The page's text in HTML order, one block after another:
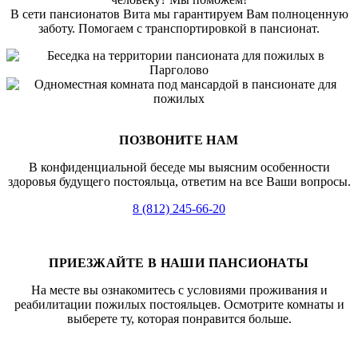
В сети пансионатов Вита мы гарантируем Вам полноценную
заботу. Помогаем с транспортировкой в пансионат.
ПОЗВОНИТЕ НАМ
В конфиденциальной беседе мы выясним особенности
здоровья будущего постояльца, ответим на все Ваши вопросы.
8 (812) 245-66-20
ПРИЕЗЖАЙТЕ В НАШИ ПАНСИОНАТЫ
На месте вы ознакомитесь с условиями проживания и
реабилитации пожилых постояльцев. Осмотрите комнаты и
выберете ту, которая понравится больше.